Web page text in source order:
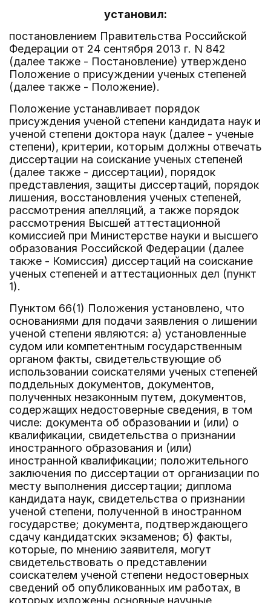
установил:
постановлением Правительства Российской
Федерации от 24 сентября 2013 г. N 842
(далее также - Постановление) утверждено
Положение о присуждении ученых степеней
(далее также - Положение).
Положение устанавливает порядок
присуждения ученой степени кандидата наук и
ученой степени доктора наук (далее - ученые
степени), критерии, которым должны отвечать
диссертации на соискание ученых степеней
(далее также - диссертации), порядок
представления, защиты диссертаций, порядок
лишения, восстановления ученых степеней,
рассмотрения апелляций, а также порядок
рассмотрения Высшей аттестационной
комиссией при Министерстве науки и высшего
образования Российской Федерации (далее
также - Комиссия) диссертаций на соискание
ученых степеней и аттестационных дел (пункт
1).
Пунктом 66(1) Положения установлено, что
основаниями для подачи заявления о лишении
ученой степени являются: а) установленные
судом или компетентным государственным
органом факты, свидетельствующие об
использовании соискателями ученых степеней
поддельных документов, документов,
полученных незаконным путем, документов,
содержащих недостоверные сведения, в том
числе: документа об образовании и (или) о
квалификации, свидетельства о признании
иностранного образования и (или)
иностранной квалификации; положительного
заключения по диссертации от организации по
месту выполнения диссертации; диплома
кандидата наук, свидетельства о признании
ученой степени, полученной в иностранном
государстве; документа, подтверждающего
сдачу кандидатских экзаменов; б) факты,
которые, по мнению заявителя, могут
свидетельствовать о представлении
соискателем ученой степени недостоверных
сведений об опубликованных им работах, в
которых изложены основные научные